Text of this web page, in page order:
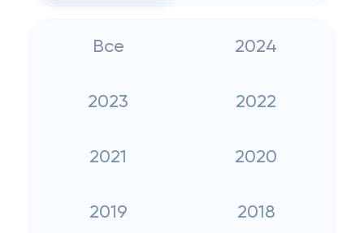
Все 2024
2023 2022
2021 2020
2019 2018